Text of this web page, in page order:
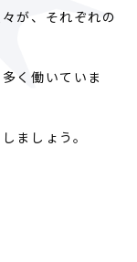
が、それぞれの
く働いていま
ましょう。